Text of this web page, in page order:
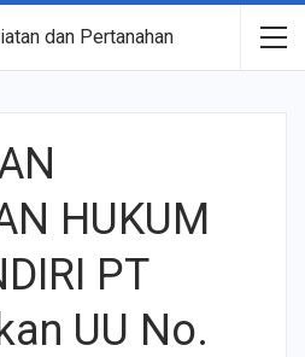
dan Pertanahan
HUKUM
PT
UU No.